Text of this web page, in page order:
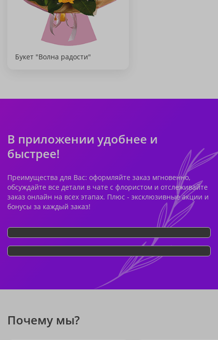
Букет "Волна радости"
В приложении удобнее и
быстрее!
Преимущества для Вас: оформляйте заказ мгновенно,
обсуждайте все детали в чате с флористом и отслеживайте
заказ онлайн на всех этапах. Плюс - эксклюзивные акции и
бонусы за каждый заказ!
Почему мы?